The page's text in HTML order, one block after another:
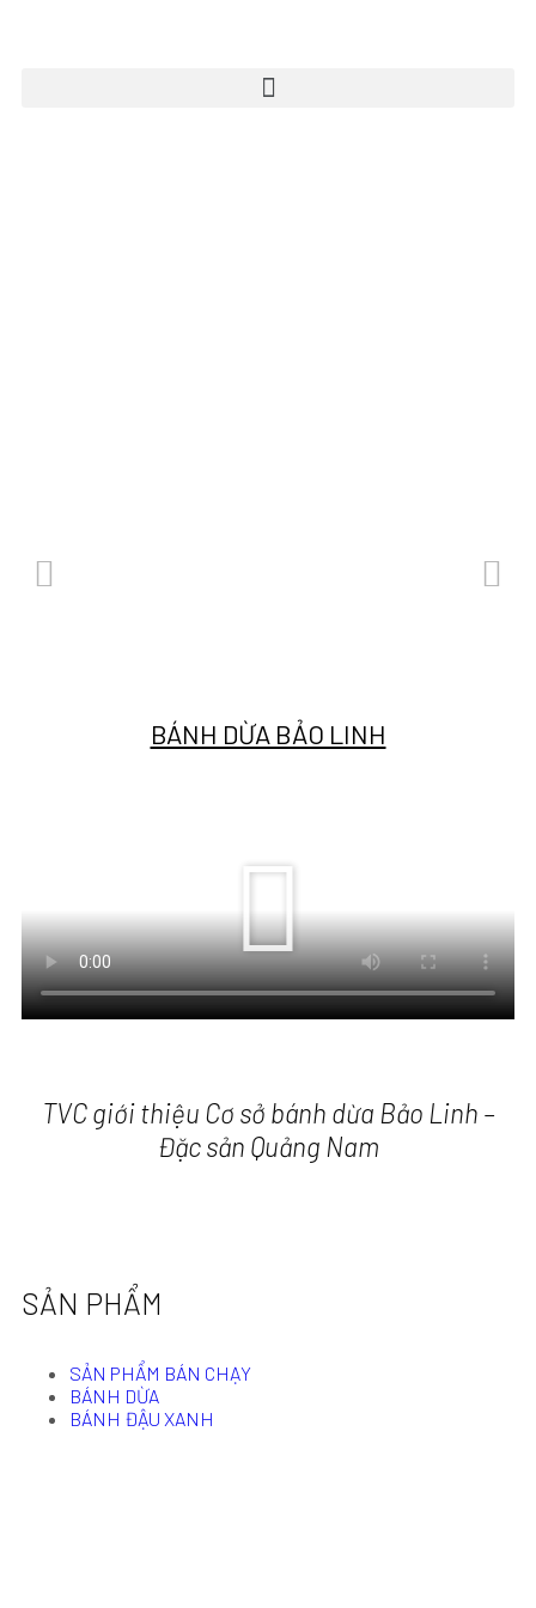
BÁNH DỪA BẢO LINH
TVC giới thiệu Cơ sở bánh dừa Bảo Linh –
Đặc sản Quảng Nam
SẢN PHẨM
SẢN PHẨM BÁN CHẠY
BÁNH DỪA
BÁNH ĐẬU XANH